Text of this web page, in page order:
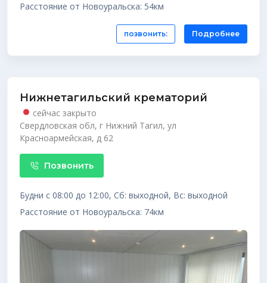
Расстояние от Новоуральска: 54км
позвонить: Подробнее
Нижнетагильский крематорий
сейчас закрыто
Свердловская обл, г Нижний Тагил, ул
Красноармейская, д 62
Позвонить
Будни с 08:00 до 12:00, Сб: выходной, Вс: выходной
Расстояние от Новоуральска: 74км